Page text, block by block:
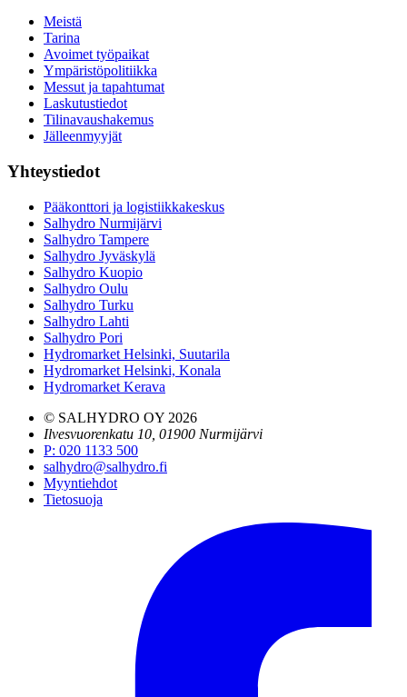
Meistä
Tarina
Avoimet työpaikat
Ympäristöpolitiikka
Messut ja tapahtumat
Laskutustiedot
Tilinavaushakemus
Jälleenmyyjät
Yhteystiedot
Pääkonttori ja logistiikkakeskus
Salhydro Nurmijärvi
Salhydro Tampere
Salhydro Jyväskylä
Salhydro Kuopio
Salhydro Oulu
Salhydro Turku
Salhydro Lahti
Salhydro Pori
Hydromarket Helsinki, Suutarila
Hydromarket Helsinki, Konala
Hydromarket Kerava
© SALHYDRO OY 2026
Ilvesvuorenkatu 10, 01900 Nurmijärvi
P: 020 1133 500
salhydro@salhydro.fi
Myyntiehdot
Tietosuoja